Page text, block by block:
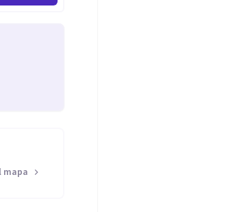
mapa